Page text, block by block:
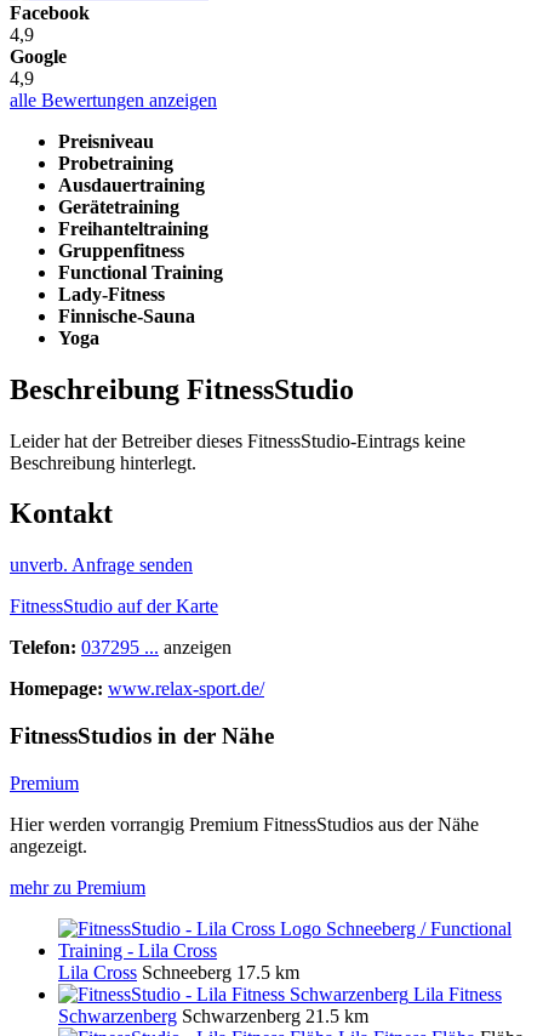
Facebook
4,9
Google
4,9
alle Bewertungen anzeigen
Preisniveau
Probetraining
Ausdauertraining
Gerätetraining
Freihanteltraining
Gruppenfitness
Functional Training
Lady-Fitness
Finnische-Sauna
Yoga
Beschreibung FitnessStudio
Leider hat der Betreiber dieses FitnessStudio-Eintrags keine
Beschreibung hinterlegt.
Kontakt
unverb. Anfrage senden
FitnessStudio auf der Karte
Telefon: 037295 ... anzeigen
Homepage: www.relax-sport.de/
FitnessStudios in der Nähe
Premium
Hier werden vorrangig Premium FitnessStudios aus der Nähe
angezeigt.
mehr zu Premium
Lila Cross Schneeberg 17.5 km
Lila Fitness
Schwarzenberg Schwarzenberg 21.5 km